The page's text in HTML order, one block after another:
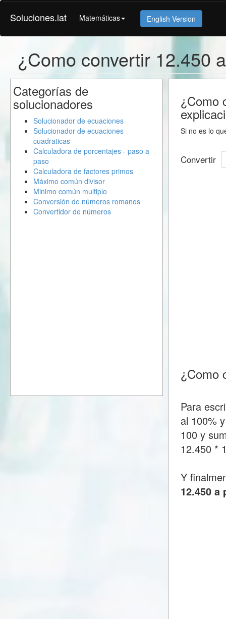
Soluciones.lat Matemáticas English Version
¿Como convertir 12.450
¿Como
Si no es lo
Convertir
¿Como
Para
al 100%
100 y
12.450 *
Y
12.450 a
Categorías de
solucionadores
Solucionador de ecuaciones
Solucionador de ecuaciones
cuadraticas
Calculadora de porcentajes - paso a
paso
Calculadora de factores primos
Máximo común divisor
Minimo común multiplo
Conversión de números romanos
Convertidor de números